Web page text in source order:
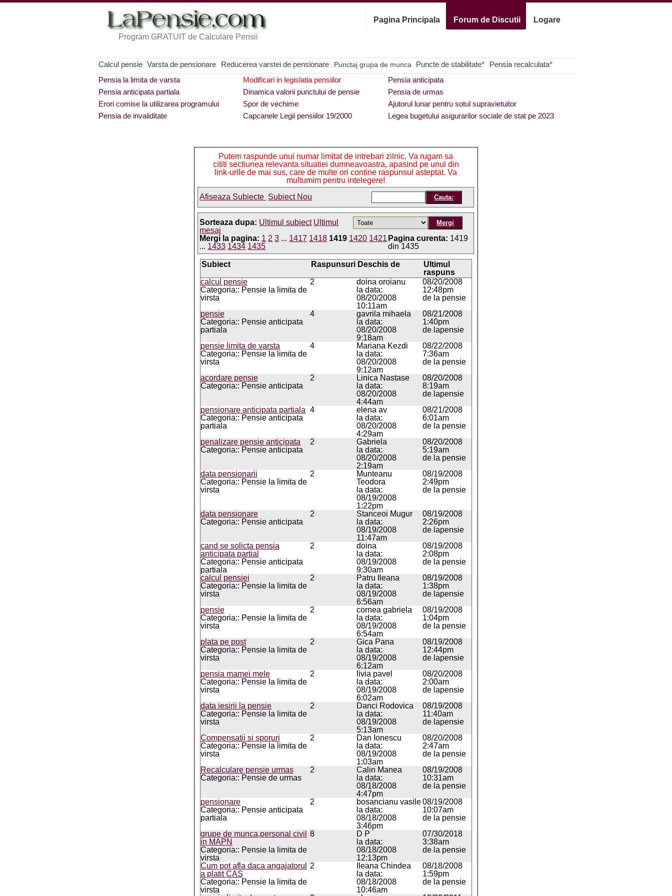
Program GRATUIT de Calculare Pensii
Pagina Principala Forum de Discutii Logare
Calcul pensie Varsta de pensionare Reducerea varstei de pensionare Punctaj grupa de munca Puncte de stabilitate* Pensia recalculata*
Pensia la limita de varsta
Modificari in legislatia pensiilor
Pensia anticipata
Pensia anticipata partiala
Dinamica valorii punctului de pensie
Pensia de urmas
Erori comise la utilizarea programului
Spor de vechime
Ajutorul lunar pentru sotul supravietuitor
Pensia de invaliditate
Capcanele Legii pensiilor 19/2000 Legea bugetului asigurarilor sociale de stat pe 2023
Putem raspunde unui numar limitat de intrebari zilnic. Va rugam sa
cititi sectiunea relevanta situatiei dumneavoastra, apasind pe unul din
link-urile de mai sus, care de multe ori contine raspunsul asteptat. Va
multumim pentru intelegere!
Afiseaza Subiecte Subiect Nou
Sorteaza dupa: Ultimul subiect Ultimul
mesaj
Mergi la pagina: 1 2 3 ... 1417 1418 1419 1420 1421
... 1433 1434 1435
Pagina curenta: 1419
din 1435
Subiect Raspunsuri Deschis de
Ultimul
raspuns
calcul pensie
Categoria:: Pensie la limita de
virsta
2
doina oroianu
la data:
08/20/2008
10:11am
08/20/2008
12:48pm
de la pensie
pensie
Categoria:: Pensie anticipata
partiala
4
gavrila mihaela
la data:
08/20/2008
9:18am
08/21/2008
1:40pm
de lapensie
pensie limita de varsta
Categoria:: Pensie la limita de
virsta
4
Mariana Kezdi
la data:
08/20/2008
9:12am
08/22/2008
7:36am
de la pensie
acordare pensie
Categoria:: Pensie anticipata
2
Linica Nastase
la data:
08/20/2008
4:44am
08/20/2008
8:19am
de lapensie
pensionare anticipata partiala
Categoria:: Pensie anticipata
partiala
4
elena av
la data:
08/20/2008
4:29am
08/21/2008
6:01am
de la pensie
penalizare pensie anticipata
Categoria:: Pensie anticipata
2
Gabriela
la data:
08/20/2008
2:19am
08/20/2008
5:19am
de la pensie
data pensionarii
Categoria:: Pensie la limita de
virsta
2
Munteanu
Teodora
la data:
08/19/2008
1:22pm
08/19/2008
2:49pm
de la pensie
data pensionare
Categoria:: Pensie anticipata
2
Stanceoi Mugur
la data:
08/19/2008
11:47am
08/19/2008
2:26pm
de lapensie
cand se solicta pensia
anticipata partial
Categoria:: Pensie anticipata
partiala
2
doina
la data:
08/19/2008
9:30am
08/19/2008
2:08pm
de la pensie
calcul pensiei
Categoria:: Pensie la limita de
virsta
2
Patru Ileana
la data:
08/19/2008
6:56am
08/19/2008
1:38pm
de lapensie
pensie
Categoria:: Pensie la limita de
virsta
2
cornea gabriela
la data:
08/19/2008
6:54am
08/19/2008
1:04pm
de la pensie
plata pe post
Categoria:: Pensie la limita de
virsta
2
Gica Pana
la data:
08/19/2008
6:12am
08/19/2008
12:44pm
de lapensie
pensia mamei mele
Categoria:: Pensie la limita de
virsta
2
livia pavel
la data:
08/19/2008
6:02am
08/20/2008
2:00am
de lapensie
data iesirii la pensie
Categoria:: Pensie la limita de
virsta
2
Danci Rodovica
la data:
08/19/2008
5:13am
08/19/2008
11:40am
de lapensie
Compensatii si sporuri
Categoria:: Pensie la limita de
virsta
2
Dan Ionescu
la data:
08/19/2008
1:03am
08/20/2008
2:47am
de la pensie
Recalculare pensie urmas
Categoria:: Pensie de urmas
2
Calin Manea
la data:
08/18/2008
4:47pm
08/19/2008
10:31am
de la pensie
pensionare
Categoria:: Pensie anticipata
partiala
2
bosancianu vasile
la data:
08/18/2008
3:46pm
08/19/2008
10:07am
de la pensie
grupe de munca,personal civil
in MAPN
Categoria:: Pensie la limita de
virsta
8
D P
la data:
08/18/2008
12:13pm
07/30/2018
3:38am
de la pensie
Cum pot afla daca angajatorul
a platit CAS
Categoria:: Pensie la limita de
virsta
2
Ileana Chindea
la data:
08/18/2008
10:46am
08/18/2008
1:59pm
de la pensie